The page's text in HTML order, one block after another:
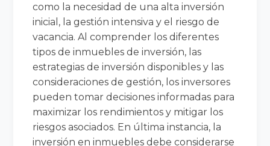
como la necesidad de una alta inversión
inicial, la gestión intensiva y el riesgo de
vacancia. Al comprender los diferentes
tipos de inmuebles de inversión, las
estrategias de inversión disponibles y las
consideraciones de gestión, los inversores
pueden tomar decisiones informadas para
maximizar los rendimientos y mitigar los
riesgos asociados. En última instancia, la
inversión en inmuebles debe considerarse